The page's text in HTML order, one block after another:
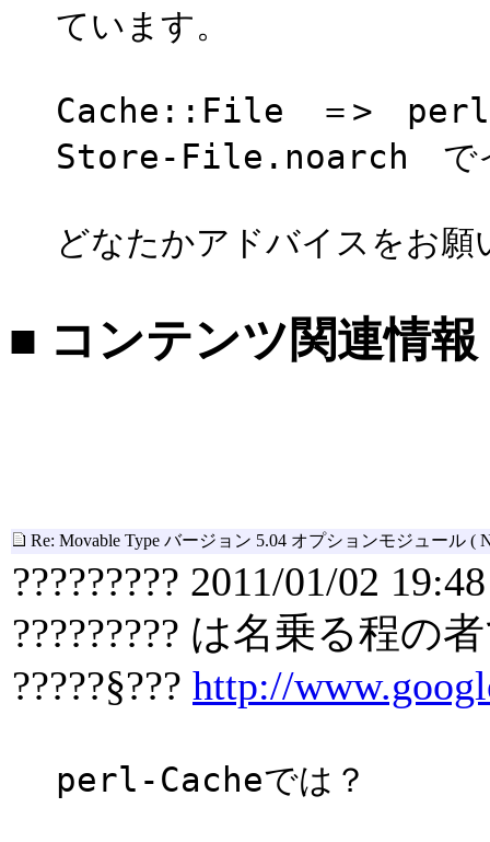
ています。
Cache::File ＝>
Store-File.noarch でイ
どなたかアドバイスをお願
■ コンテンツ関連情報
Re: Movable Type バージョン 5.04 オプションモジュール (
????????? 2011/01/02 19:48
????????? は名乗る程の
?????§??? http://
perl-Cacheでは？